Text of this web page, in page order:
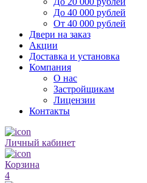
До 40 000 рублей
От 40 000 рублей
Двери на заказ
Акции
Доставка и установка
Компания
О нас
Застройщикам
Лицензии
Контакты
Личный кабинет
Корзина
4